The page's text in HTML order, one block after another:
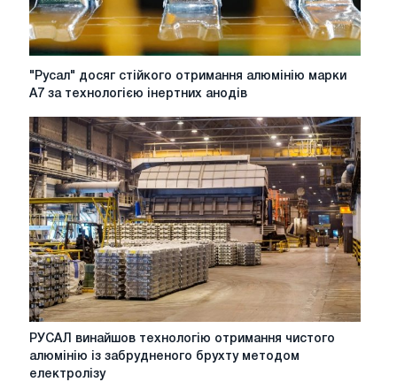
виробництва
алюмінію
"Русал"
досяг
отримання
алюмінію
марки
А7
за
технологією
інертних
анодів
"Русал" досяг стійкого отримання алюмінію марки
А7 за технологією інертних анодів
РУСАЛ
винайшов
технологію
РУСАЛ винайшов технологію отримання чистого
алюмінію із забрудненого брухту методом
електролізу